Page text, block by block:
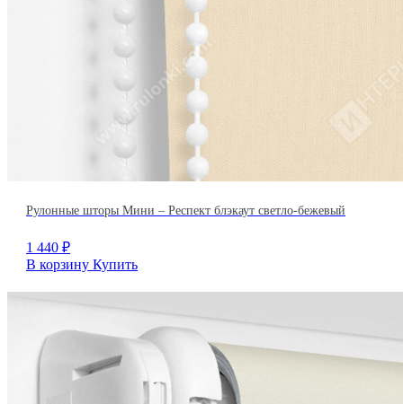
Рулонные шторы Мини – Респект блэкаут светло-бежевый
1 440 ₽
В корзину Купить